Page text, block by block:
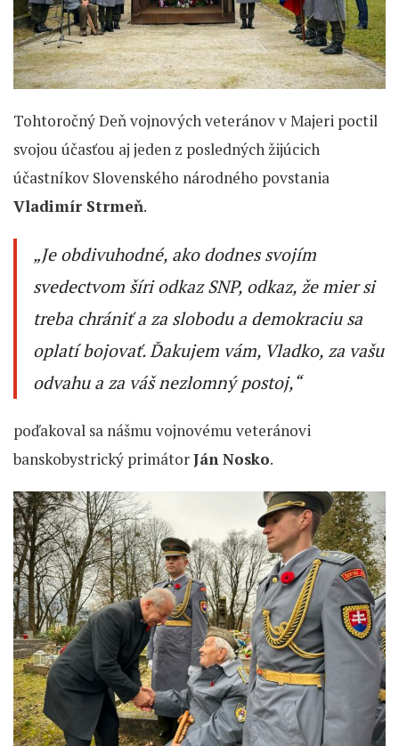
Tohtoročný Deň vojnových veteránov v Majeri poctil
svojou účasťou aj jeden z posledných žijúcich
účastníkov Slovenského národného povstania
Vladimír Strmeň.
„Je obdivuhodné, ako dodnes svojím
svedectvom šíri odkaz SNP, odkaz, že mier si
treba chrániť a za slobodu a demokraciu sa
oplatí bojovať. Ďakujem vám, Vladko, za vašu
odvahu a za váš nezlomný postoj,“
poďakoval sa nášmu vojnovému veteránovi
banskobystrický primátorJán Nosko.